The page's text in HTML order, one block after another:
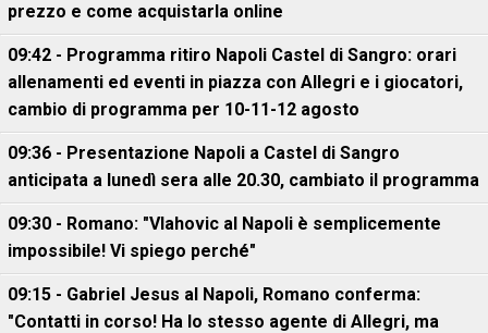
prezzo e come acquistarla online
09:42 - Programma ritiro Napoli Castel di Sangro: orari
allenamenti ed eventi in piazza con Allegri e i giocatori,
cambio di programma per 10-11-12 agosto
09:36 - Presentazione Napoli a Castel di Sangro
anticipata a lunedì sera alle 20.30, cambiato il programma
09:30 - Romano: "Vlahovic al Napoli è semplicemente
impossibile! Vi spiego perché"
09:15 - Gabriel Jesus al Napoli, Romano conferma:
"Contatti in corso! Ha lo stesso agente di Allegri, ma